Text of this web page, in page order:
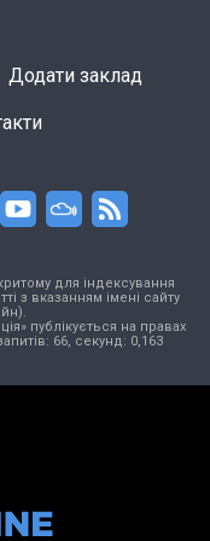
Додати заклад
для індексування
з вказанням імені сайту
публікується на правах
66, секунд: 0,163